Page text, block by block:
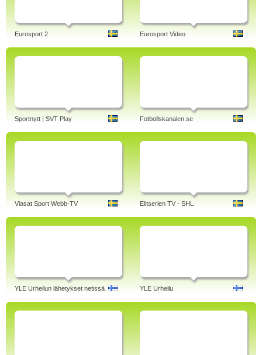
Eurosport 2 Eurosport Video
Sportnytt | SVT Play Fotbollskanalen.se
Viasat Sport Webb-TV Elitserien TV - SHL
YLE Urheilun lähetykset netissä YLE Urheilu